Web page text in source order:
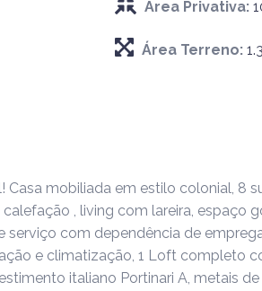
Área Privativa:
Área Terreno:
Casa mobiliada em estilo colonial, 8
calefação , living com lareira, espaço
serviço com dependência de
e climatização, 1 Loft completo
italiano Portinari A, metais